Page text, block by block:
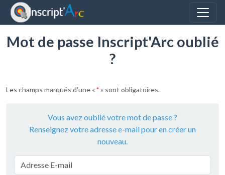
Mot de passe Inscript'Arc oublié
?
Les champs marqués d'une «*» sont obligatoires.
Vous avez oublié votre mot de passe ?
Renseignez votre adresse e-mail pour en créer un
nouveau.
Panneau de gestion des cookies